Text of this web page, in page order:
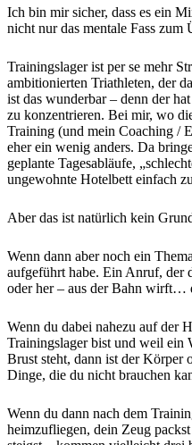
Ich bin mir sicher, dass es ein
nicht nur das mentale Fass zum
Trainingslager ist per se mehr
ambitionierten Triathleten, der
ist das wunderbar – denn der
zu konzentrieren. Bei mir, wo
Training (und mein Coaching /
eher ein wenig anders. Da
geplante Tagesabläufe,
ungewohnte Hotelbett einfach
Aber das ist natürlich kein
Wenn dann aber noch ein
aufgeführt habe. Ein Anruf, der
oder her – aus der Bahn wirft…
Wenn du dabei nahezu auf der
Trainingslager bist und weil ein
Brust steht, dann ist der Körper
Dinge, die du nicht brauchen
Wenn du dann nach dem
heimzufliegen, dein Zeug